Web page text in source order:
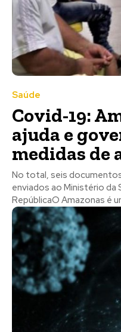
Saúde
Covid-19:
ajuda e
medidas de
No total, seis
enviados ao Ministério da
RepúblicaO Amazonas é